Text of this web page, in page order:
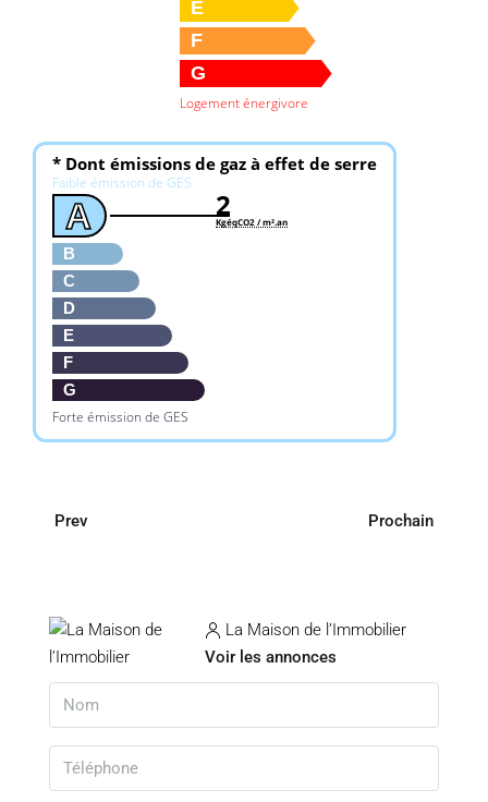
E
F
G
Logement énergivore
* Dont émissions de gaz à effet de serre
Faible émission de GES
A
B
C
D
E
F
G
Forte émission de GES
2
KgéqCO2 / m².an
Prev Prochain
La Maison de l’Immobilier
Voir les annonces